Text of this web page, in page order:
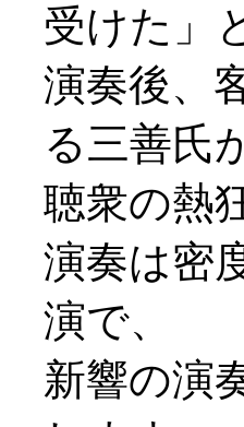
受けた」
演奏後、
る三善氏
聴衆の熱
演奏は密
演で、
新響の演